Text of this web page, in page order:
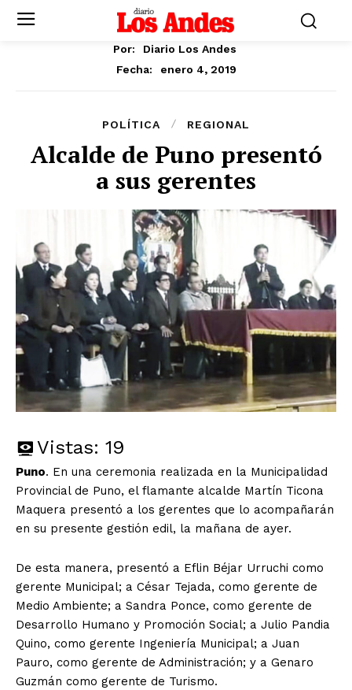
Por:
Diario Los Andes
Fecha:
enero 4, 2019
POLÍTICA REGIONAL
Alcalde de Puno presentó
a sus gerentes
Vistas: 19
Puno. En una ceremonia realizada en la Municipalidad
Provincial de Puno, el flamante alcalde Martín Ticona
Maquera presentó a los gerentes que lo acompañarán
en su presente gestión edil, la mañana de ayer.
De esta manera, presentó a Eflin Béjar Urruchi como
gerente Municipal; a César Tejada, como gerente de
Medio Ambiente; a Sandra Ponce, como gerente de
Desarrollo Humano y Promoción Social; a Julio Pandia
Quino, como gerente Ingeniería Municipal; a Juan
Pauro, como gerente de Administración; y a Genaro
Guzmán como gerente de Turismo.